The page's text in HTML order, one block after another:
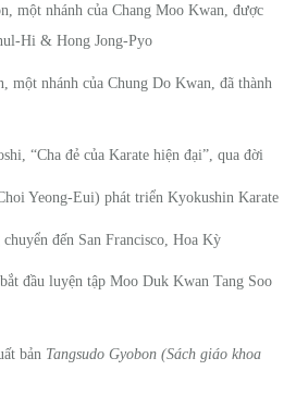
một nhánh của Chang Moo Kwan, được
Hi & Hong Jong-Pyo
một nhánh của Chung Do Kwan, đã thành
“Cha đẻ của Karate hiện đại”, qua đời
Yeong-Eui) phát triển Kyokushin Karate
đến San Francisco, Hoa Kỳ
đầu luyện tập Moo Duk Kwan Tang Soo
bản Tangsudo Gyobon (Sách giáo khoa